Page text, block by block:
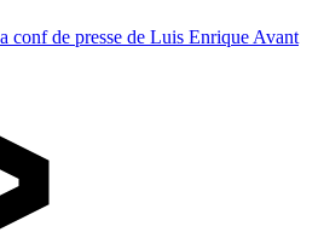
conf de presse de Luis Enrique Avant